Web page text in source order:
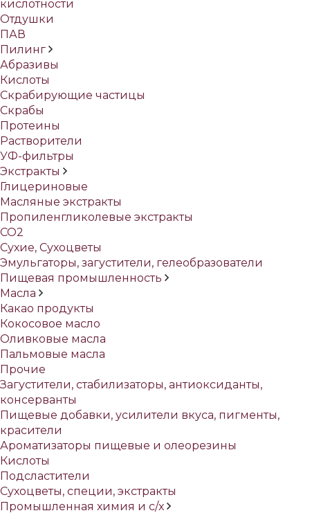
кислотности
Отдушки
ПАВ
Пилинг
Абразивы
Кислоты
Скрабирующие частицы
Скрабы
Протеины
Растворители
УФ-фильтры
Экстракты
Глицериновые
Масляные экстракты
Пропиленгликолевые экстракты
СО2
Сухие, Сухоцветы
Эмульгаторы, загустители, гелеобразователи
Пищевая промышленность
Масла
Какао продукты
Кокосовое масло
Оливковые масла
Пальмовые масла
Прочие
Загустители, стабилизаторы, антиоксиданты,
консерванты
Пищевые добавки, усилители вкуса, пигменты,
красители
Ароматизаторы пищевые и олеорезины
Кислоты
Подсластители
Сухоцветы, специи, экстракты
Промышленная химия и с/х